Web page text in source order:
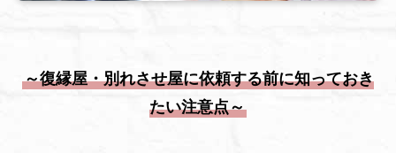
～復縁屋・別れさせ屋に依頼する前に知っておき
たい注意点～